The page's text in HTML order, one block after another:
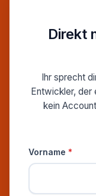
Direkt
Ihr sprecht
Entwickler, der
kein
Vorname *